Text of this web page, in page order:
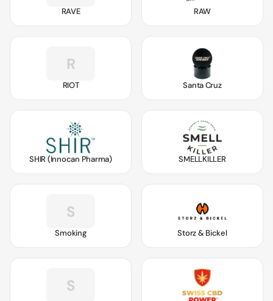
RAVE RAW
R
RIOT Santa Cruz
SHIR (Innocan Pharma) SMELLKILLER
S
Smoking Storz & Bickel
S